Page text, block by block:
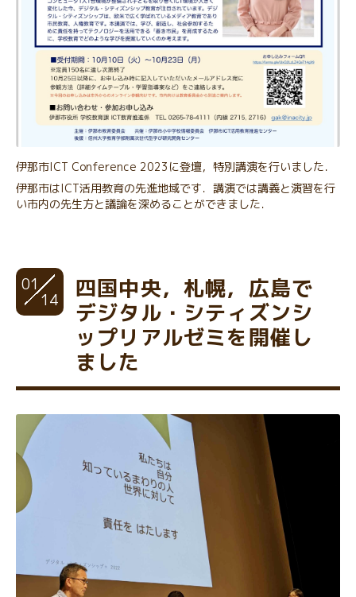
伊那市ICT Conference 2023に登壇，特別講演を行いました．
伊那市はICT活用教育の先進地域です．講演では講義と演習を行
い市内の先生方と議論を深めることができました．
01
14
四国中央，札幌，広島で
デジタル・シティズンシ
ップリアルゼミを開催し
ました